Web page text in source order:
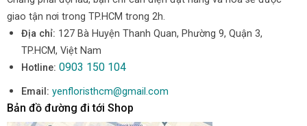
giao tận nơi trong TP.HCM trong 2h.
Địa chỉ: 127 Bà Huyện Thanh Quan, Phường 9, Quận 3,
TP.HCM, Việt Nam
Hotline: 0903 150 104
Email: yenfloristhcm@gmail.com
Bản đồ đường đi tới Shop